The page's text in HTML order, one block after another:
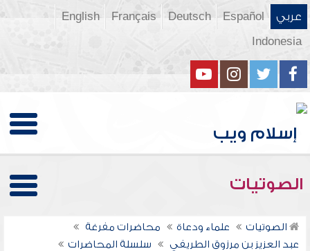
عربي Español
Deutsch
Français
English
Indonesia
الصوتيات
الصوتيات علماء ودعاة
محاضرات مفرغة
عبد العزيز بن مرزوق الطريفي
سلسلة المحاضرات